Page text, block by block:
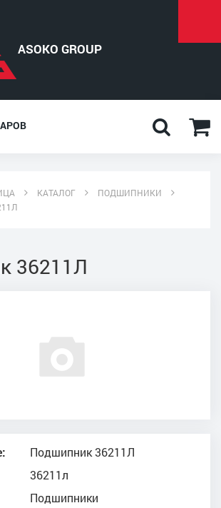
КАТАЛОГ
ПОДШИПНИКИ
36211Л
Подшипник 36211Л
36211л
Подшипники